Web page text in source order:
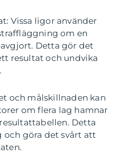
Vissa ligor använder
om en
Detta gör det
resultat och undvika
och målskillnaden kan
om flera lag hamnar
Detta
och göra det svårt att